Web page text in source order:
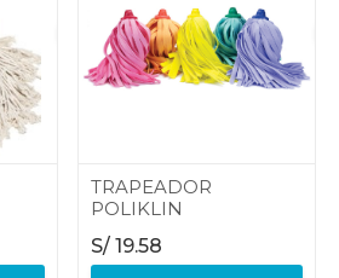
TRAPEADOR
POLIKLIN
S/ 19.58